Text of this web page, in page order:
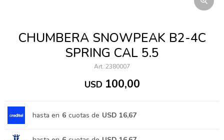
CHUMBERA SNOWPEAK B2-4C
SPRING CAL 5.5
2380007
USD 100,00
hasta en 6 cuotas de USD 16,67